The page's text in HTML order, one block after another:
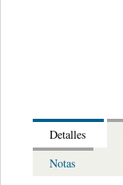
Detalles
Notas